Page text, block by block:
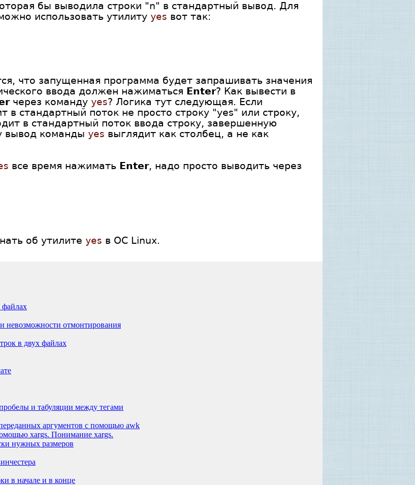
бы выводила строки "n" в стандартный вывод. Для
использовать утилиту yes вот так:
что запущенная программа будет запрашивать значения
ввода должен нажиматься Enter? Как вывести в
через команду yes? Логика тут следующая. Если
в стандартный поток не просто строку "yes" или строку,
в стандартный поток ввода строку, завершенную
вывод команды yes выглядит как столбец, а не как
все время нажимать Enter, надо просто выводить через
об утилите yes в ОС Linux.
файлах
невозможности отмонтирования
в двух файлах
и табуляции между тегами
аргументов с помощью awk
xargs. Понимание xargs.
нужных размеров
в начале и в конце